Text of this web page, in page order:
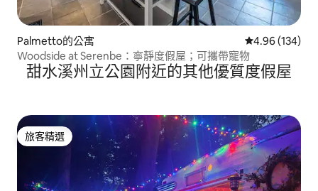
Palmetto的公寓 從 134 則評價
4.96 (134)
Woodside at Serenbe：寧靜度假屋；可攜帶寵物
甜水溪州立公園附近的其他優質度假屋
旅客精選
旅客精選